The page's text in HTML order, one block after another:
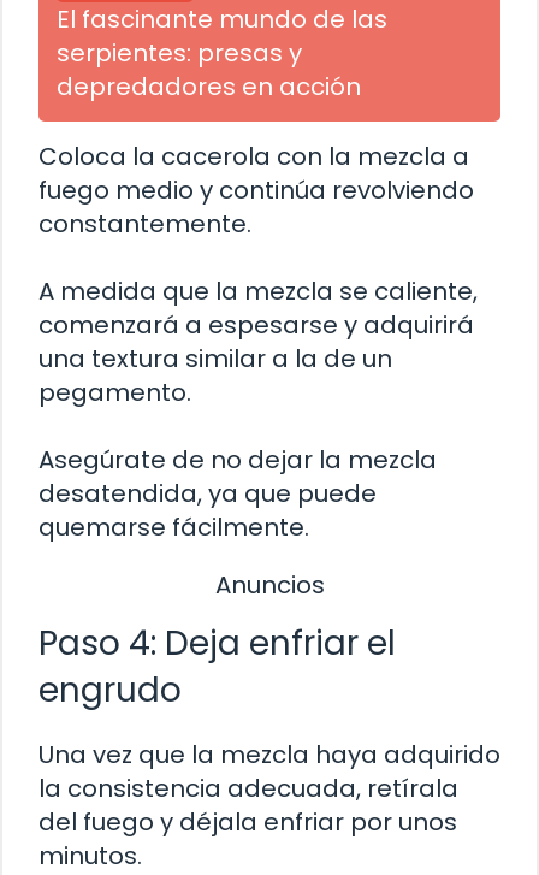
El fascinante mundo de las
serpientes: presas y
depredadores en acción
Coloca la cacerola con la mezcla a
fuego medio y continúa revolviendo
constantemente.
A medida que la mezcla se caliente,
comenzará a espesarse y adquirirá
una textura similar a la de un
pegamento.
Asegúrate de no dejar la mezcla
desatendida, ya que puede
quemarse fácilmente.
Anuncios
Paso 4: Deja enfriar el
engrudo
Una vez que la mezcla haya adquirido
la consistencia adecuada, retírala
del fuego y déjala enfriar por unos
minutos.